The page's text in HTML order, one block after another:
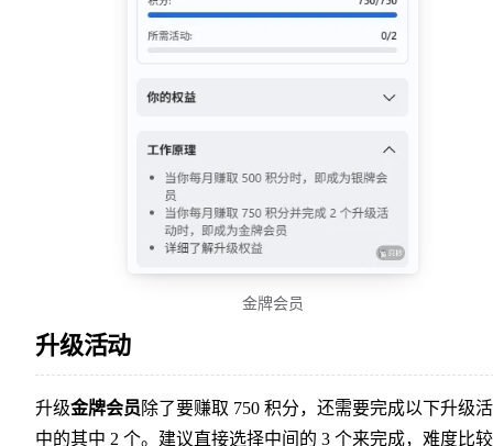
金牌会员
升级活动
升级金牌会员除了要赚取 750 积分，还需要完成以下升级
中的其中 2 个。建议直接选择中间的 3 个来完成，难度比较